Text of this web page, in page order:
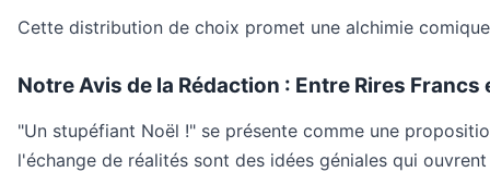
Cette distribution de choix promet une alchimie
Notre Avis de la Rédaction : Entre Rires
"Un stupéfiant Noël !" se présente comme une
l'échange de réalités sont des idées géniales qui